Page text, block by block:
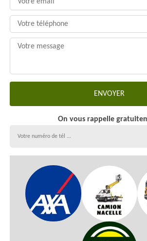
On vous rappelle